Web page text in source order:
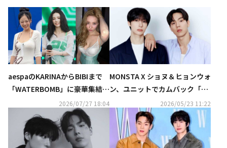
aespaのKARINAからBIBIまで
「WATERBOMB」に豪華集結！
ビキニ＆上半身裸のパフォーマ
ンスが話題…過激すぎると賛否
の声も
2026/07/27 18:04
MONSTA X ショヌ＆ヒョンウォ
ン、ユニットでカムバック「NC
T WISHのステージに衝撃を受
けた」
2026/05/23 11:22